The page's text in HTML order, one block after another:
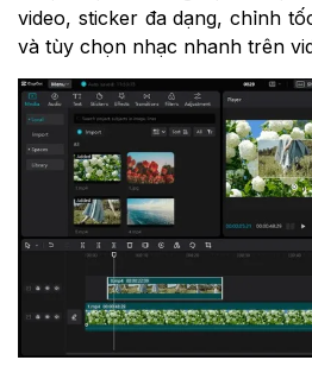
video, sticker đa dạng, chỉnh
và tùy chọn nhạc nhanh trên